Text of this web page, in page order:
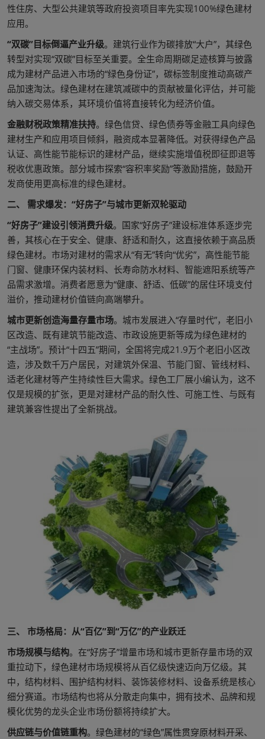
性住房、大型公共建筑等政府投资项目率先实现100%绿色建材
应用。
“双碳”目标倒逼产业升级。建筑行业作为碳排放“大户”，其绿色
转型对实现“双碳”目标至关重要。全生命周期碳足迹核算与披露
成为建材产品进入市场的“绿色身份证”，碳标签制度推动高碳产
品加速淘汰。绿色建材在建筑减碳中的贡献被量化评估，并可能
纳入碳交易体系，其环境价值将直接转化为经济价值。
金融财税政策精准扶持。绿色信贷、绿色债券等金融工具向绿色
建材生产和应用项目倾斜，融资成本显著降低。对获得绿色产品
认证、高性能节能标识的建材产品，继续实施增值税即征即退等
税收优惠政策。部分城市探索“容积率奖励”等激励措施，鼓励开
发商使用更高标准的绿色建材。
二、 需求爆发：“好房子”与城市更新双轮驱动
“好房子”建设引领消费升级。国家“好房子”建设标准体系逐步完
善，其核心在于安全、健康、舒适和耐久，这直接依赖于高品质
绿色建材。市场对建材的需求从“有无”转向“优劣”，高性能节能
门窗、健康环保内装材料、长寿命防水材料、智能遮阳系统等产
品需求激增。消费者愿意为“健康、舒适、低碳”的居住环境支付
溢价，推动建材价值链向高端攀升。
城市更新创造海量存量市场。城市发展进入“存量时代”，老旧小
区改造、既有建筑节能改造、市政设施更新等成为绿色建材的
“主战场”。预计“十四五”期间，全国将完成21.9万个老旧小区改
造，涉及数千万户居民，对建筑外保温、节能门窗、管线材料、
适老化建材等产生持续性巨大需求。绿色工厂展小编认为，这不
仅是规模的扩张，更是对建材产品的耐久性、可施工性、与既有
建筑兼容性提出了全新挑战。
三、 市场格局：从“百亿”到“万亿”的产业跃迁
市场规模与结构。在“好房子”增量市场和城市更新存量市场的双
重拉动下，绿色建材市场规模将从百亿级快速迈向万亿级。其
中，结构材料、围护结构材料、装饰装修材料、设备系统是核心
细分赛道。市场结构也将从分散走向集中，拥有技术、品牌和规
模化优势的龙头企业市场份额将持续扩大。
供应链与价值链重构。绿色建材的“绿色”属性贯穿原材料开采、